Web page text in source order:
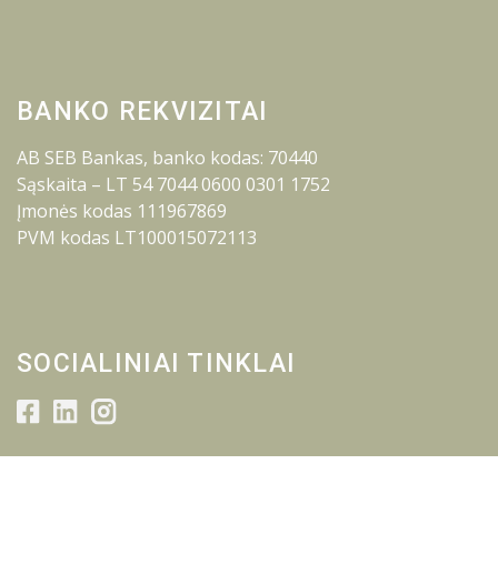
BANKO REKVIZITAI
AB SEB Bankas, banko kodas: 70440
Sąskaita – LT 54 7044 0600 0301 1752
Įmonės kodas 111967869
PVM kodas LT100015072113
SOCIALINIAI TINKLAI